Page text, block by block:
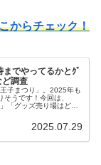
からチェック！
でやってるかとｸﾞ
ど調査
子まつり」。2025年も
うです！今回は、
「グッズ売り場はど
2025.07.29